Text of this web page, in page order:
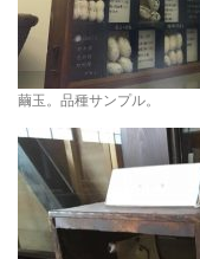
繭玉。品種サンプル。